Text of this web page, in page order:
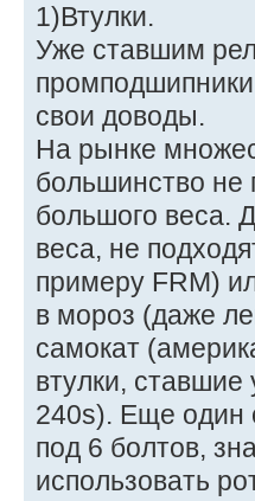
1)Втулки.
Уже ставшим
свои доводы.
На рынке
большинство не
большого веса.
веса, не
примеру FRM)
в мороз (даже
самокат
втулки,
240s). Еще один
под 6 болтов,
использовать